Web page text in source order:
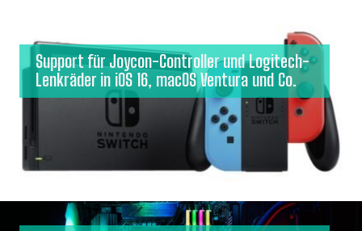
Support für Joycon-Controller und Logitech-
Lenkräder in iOS 16, macOS Ventura und Co.